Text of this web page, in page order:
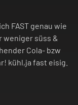
FAST genau wie
weniger süss &
Cola- bzw
kühl,ja fast eisig.